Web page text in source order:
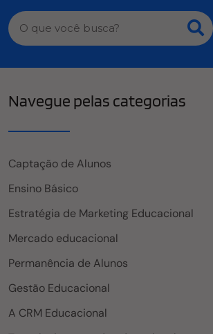
Navegue pelas categorias
Captação de Alunos
Ensino Básico
Estratégia de Marketing Educacional
Mercado educacional
Permanência de Alunos
Gestão Educacional
A CRM Educacional